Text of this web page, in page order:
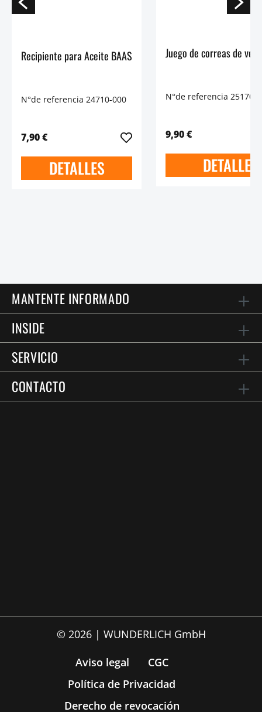
Recipiente para Aceite BAAS
N°de referencia 24710-000
7,90 €
DETALLES
Juego de correas de
N°de referencia 25170-
9,90 €
DETALLES
MANTENTE INFORMADO
INSIDE
SERVICIO
CONTACTO
© 2026 | WUNDERLICH GmbH
Aviso legal
CGC
Política de Privacidad
Derecho de revocación